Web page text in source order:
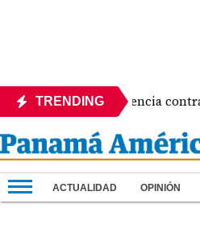
TRENDING
de violencia contra la mujer
ACTUALIDAD OPINIÓN